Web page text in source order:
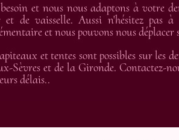
et nous nous adaptons à votre
de vaisselle. Aussi n'hésitez pas
et nous pouvons nous
et tentes sont possibles sur les
Sèvres et de la Gironde. Contactez-
délais..